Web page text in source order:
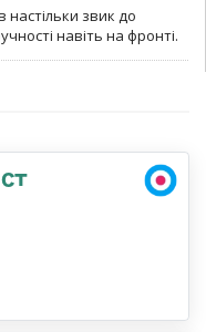
звик до
навіть на фронті.